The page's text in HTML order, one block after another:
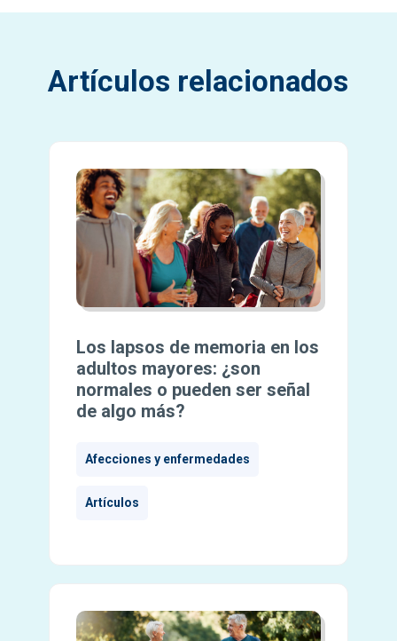
Artículos relacionados
Los lapsos de memoria en los
adultos mayores: ¿son
normales o pueden ser señal
de algo más?
Afecciones y enfermedades
Artículos